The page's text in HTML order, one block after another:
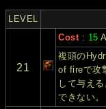
LEVEL
21
Cost: 15
複頭の
of fireで攻
して与え
できない。